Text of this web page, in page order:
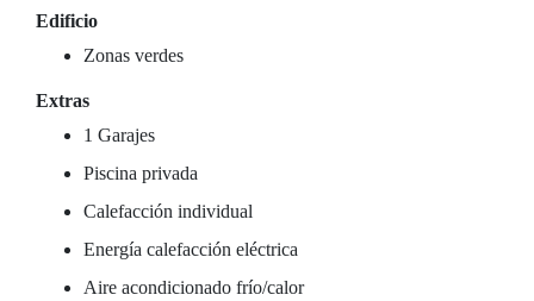
Edificio
Zonas verdes
Extras
1 Garajes
Piscina privada
Calefacción individual
Energía calefacción eléctrica
Aire acondicionado frío/calor